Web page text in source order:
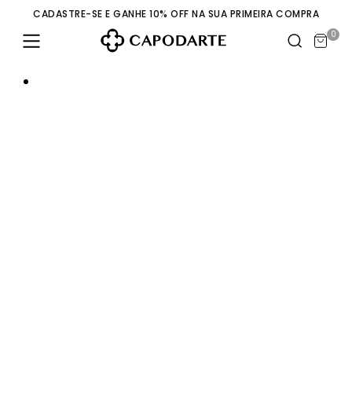
CADASTRE-SE E GANHE 10% OFF NA SUA PRIMEIRA COMPRA
0